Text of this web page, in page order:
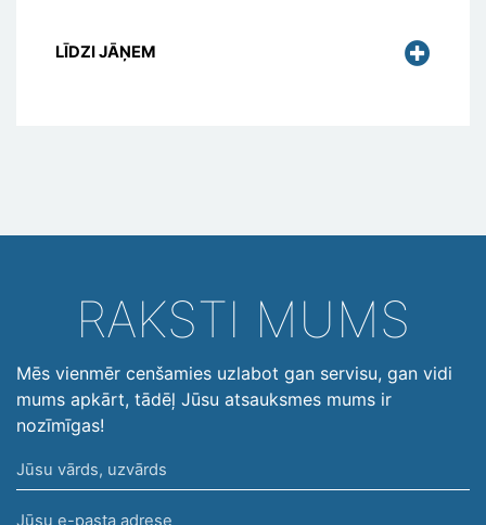
LĪDZI JĀŅEM
RAKSTI MUMS
Mēs vienmēr cenšamies uzlabot gan servisu, gan vidi
mums apkārt, tādēļ Jūsu atsauksmes mums ir
nozīmīgas!
Jūsu
vārds,
uzvārds
Jūsu